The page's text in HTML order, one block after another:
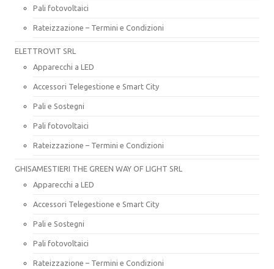
Pali fotovoltaici
Rateizzazione – Termini e Condizioni
ELETTROVIT SRL
Apparecchi a LED
Accessori Telegestione e Smart City
Pali e Sostegni
Pali fotovoltaici
Rateizzazione – Termini e Condizioni
GHISAMESTIERI THE GREEN WAY OF LIGHT SRL
Apparecchi a LED
Accessori Telegestione e Smart City
Pali e Sostegni
Pali fotovoltaici
Rateizzazione – Termini e Condizioni